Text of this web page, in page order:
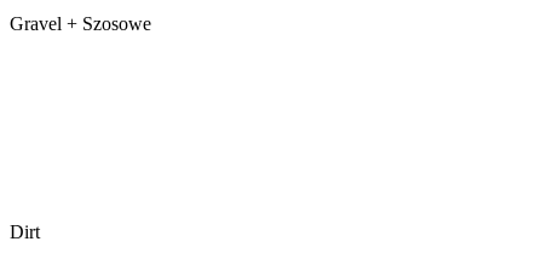
Gravel + Szosowe
Dirt